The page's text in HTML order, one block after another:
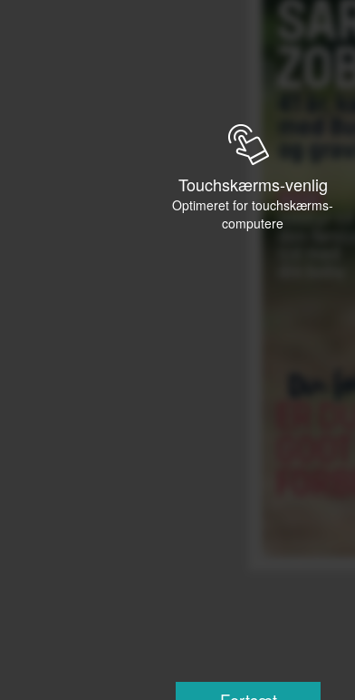
Touchskærms-venlig
Optimeret for touchskærms-
computere